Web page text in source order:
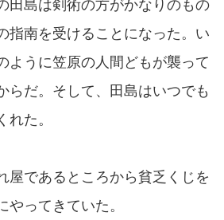
田島は剣術の方がかなりのもの
指南を受けることになった。い
ように笠原の人間どもが襲って
らだ。そして、田島はいつでも
れた。
屋であるところから貧乏くじを
やってきていた。